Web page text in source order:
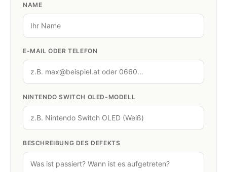
NAME
E-MAIL ODER TELEFON
NINTENDO SWITCH OLED-MODELL
BESCHREIBUNG DES DEFEKTS